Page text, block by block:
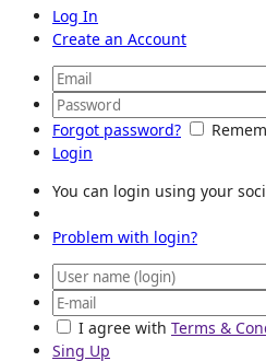
Log In
Create an Account
Forgot password?
Login
You can login using your
Problem with login?
I agree with Terms &
Sing Up